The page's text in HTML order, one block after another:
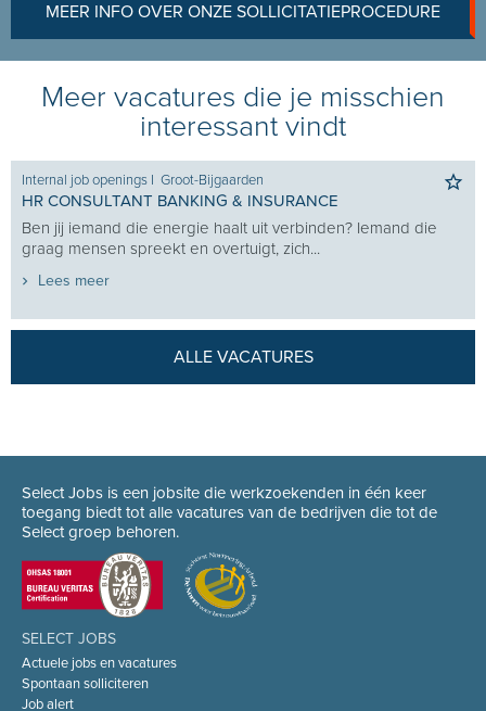
MEER INFO OVER ONZE SOLLICITATIEPROCEDURE
Meer vacatures die je misschien
interessant vindt
Internal job openings I Groot-Bijgaarden
HR CONSULTANT BANKING & INSURANCE
Ben jij iemand die energie haalt uit verbinden? Iemand die
graag mensen spreekt en overtuigt, zich...
Lees meer
ALLE VACATURES
Select Jobs is een jobsite die werkzoekenden in één keer
toegang biedt tot alle vacatures van de bedrijven die tot de
Select groep behoren.
SELECT JOBS
Actuele jobs en vacatures
Spontaan solliciteren
Job alert